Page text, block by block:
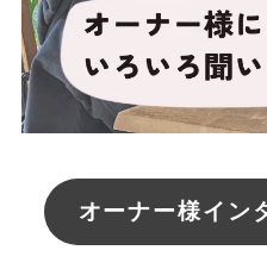
オーナー様イン